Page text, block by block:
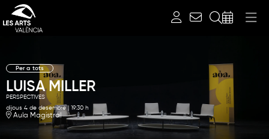
Per a tots
LUISA MILLER
PERSPECTIVES
dijous 4 de desembre| 19:30 h
Aula Magistral